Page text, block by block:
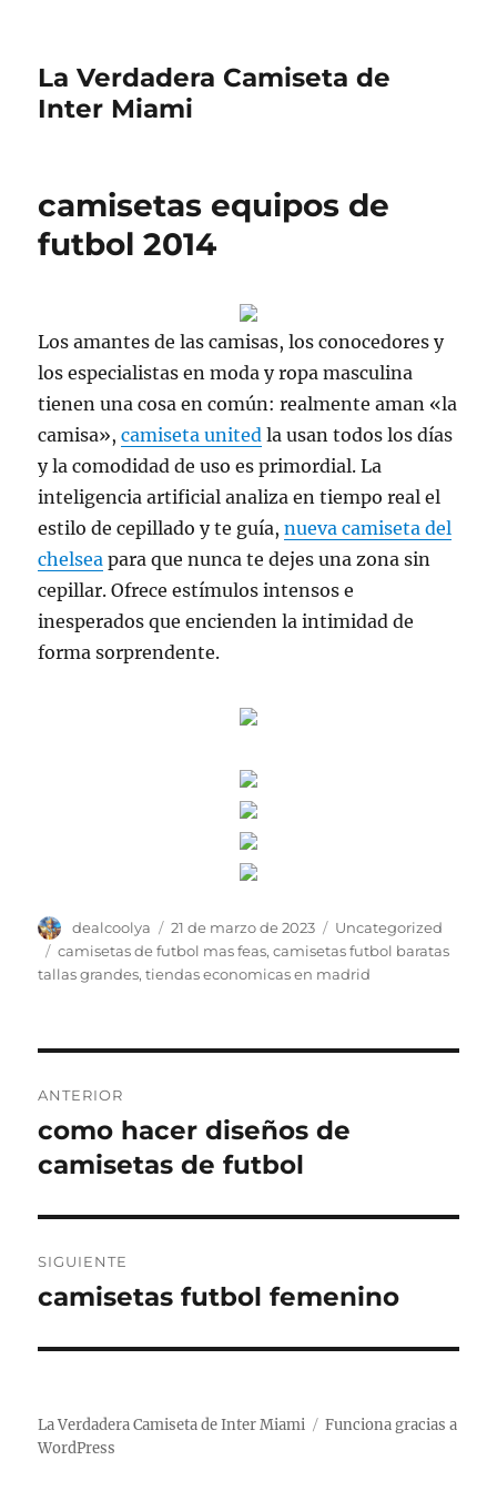
La Verdadera Camiseta de
Inter Miami
camisetas equipos de
futbol 2014
Los amantes de las camisas, los conocedores y
los especialistas en moda y ropa masculina
tienen una cosa en común: realmente aman «la
camisa»,camiseta united la usan todos los días
y la comodidad de uso es primordial. La
inteligencia artificial analiza en tiempo real el
estilo de cepillado y te guía,nueva camiseta del
chelsea para que nunca te dejes una zona sin
cepillar. Ofrece estímulos intensos e
inesperados que encienden la intimidad de
forma sorprendente.
Autor
dealcoolya
Publicado
el
21 de marzo de 2023 Categorías
Uncategorized
Etiquetas
camisetas de futbol mas feas,camisetas futbol baratas
tallas grandes,tiendas economicas en madrid
de
entradas
ANTERIOR
Entrada
anterior:
como hacer diseños de
camisetas de futbol
SIGUIENTE
Entrada
camisetas futbol femenino
La Verdadera Camiseta de Inter Miami
Funciona gracias a
WordPress